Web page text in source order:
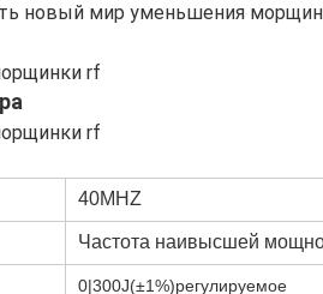
новый мир уменьшения
40MHZ
Частота наивысшей
0|300J(±1%)регулируемое